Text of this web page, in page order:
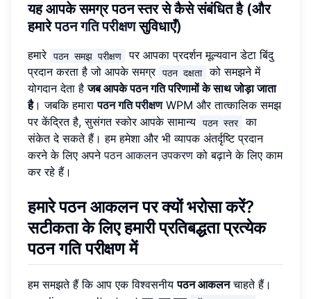
यह आपके समग्र पठन स्तर से कैसे संबंधित है (और
हमारेपठन गति परीक्षणसुविधाएँ)
हमारे पठन समझ परीक्षण
पर आपका प्रदर्शन मूल्यवान डेटा बिंदु
प्रदान करता है जो आपके समग्र पठन दक्षता को समझने में
योगदान देता हैजब आपके पठन गति परिणामों के साथ जोड़ा जाता
है। जबकि हमारापठन गति परीक्षणWPM और तात्कालिक समझ
पर केंद्रित है, सुसंगत स्कोर आपके सामान्य
पठन स्तर का
संकेत दे सकते हैं। हम हमेशा और भी व्यापक अंतर्दृष्टि प्रदान
करने के लिए अपनेपठन आकलन उपकरण को बढ़ाने के लिए काम
कर रहे हैं।
हमारे पठन आकलन पर क्यों भरोसा करें?
सटीकता के लिए हमारी प्रतिबद्धता प्रत्येक
पठन गति परीक्षण में
हम समझते हैं कि आप एक विश्वसनीयपठन आकलनचाहते हैं।